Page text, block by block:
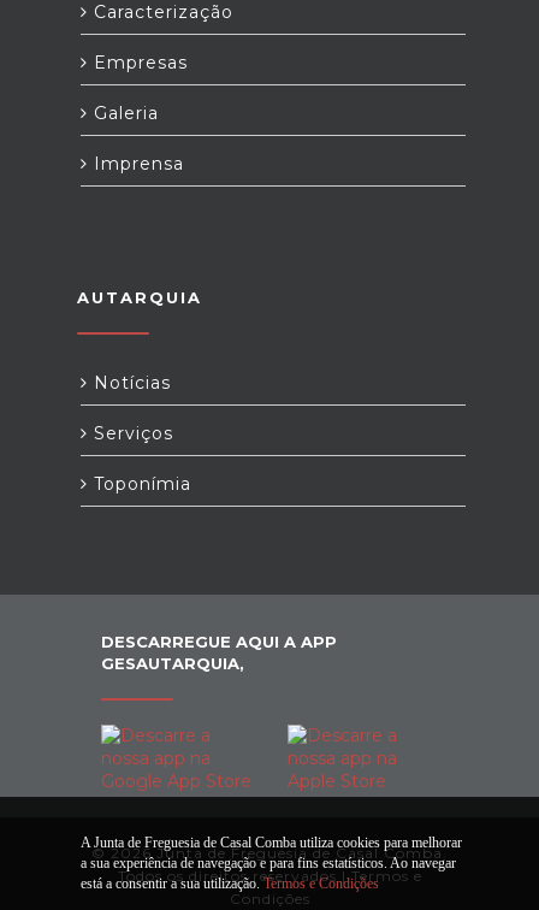
Caracterização
Empresas
Galeria
Imprensa
AUTARQUIA
Notícias
Serviços
Toponímia
DESCARREGUE AQUI A APP
GESAUTARQUIA,
© 2026 Junta de Freguesia de Casal Comba.
Todos os direitos reservados |Termos e
Condições
A Junta de Freguesia de Casal Comba utiliza cookies para melhorar
a sua experiência de navegação e para fins estatísticos. Ao navegar
está a consentir a sua utilização.Termos e Condições